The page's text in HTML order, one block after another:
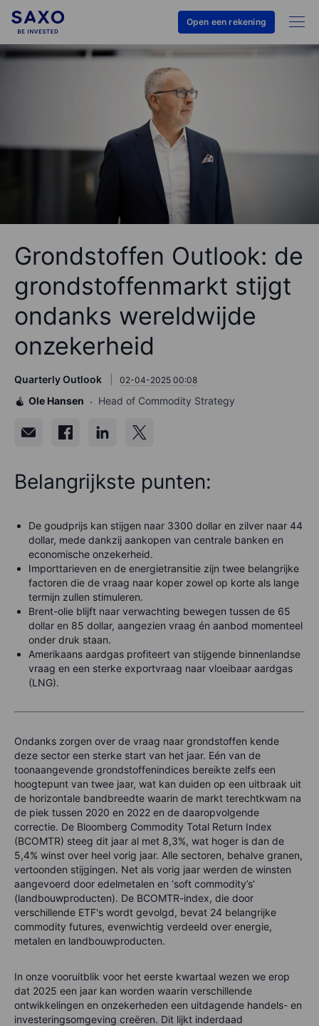
Open een rekening
Grondstoffen Outlook: de
grondstoffenmarkt stijgt
ondanks wereldwijde
onzekerheid
Quarterly Outlook 02-04-2025 00:08
Ole Hansen Head of Commodity Strategy
Belangrijkste punten:
De goudprijs kan stijgen naar 3300 dollar en zilver naar 44
dollar, mede dankzij aankopen van centrale banken en
economische onzekerheid.
Importtarieven en de energietransitie zijn twee belangrijke
factoren die de vraag naar koper zowel op korte als lange
termijn zullen stimuleren.
Brent-olie blijft naar verwachting bewegen tussen de 65
dollar en 85 dollar, aangezien vraag én aanbod momenteel
onder druk staan.
Amerikaans aardgas profiteert van stijgende binnenlandse
vraag en een sterke exportvraag naar vloeibaar aardgas
(LNG).
Ondanks zorgen over de vraag naar grondstoffen kende
deze sector een sterke start van het jaar. Eén van de
toonaangevende grondstoffenindices bereikte zelfs een
hoogtepunt van twee jaar, wat kan duiden op een uitbraak uit
de horizontale bandbreedte waarin de markt terechtkwam na
de piek tussen 2020 en 2022 en de daaropvolgende
correctie. De Bloomberg Commodity Total Return Index
(BCOMTR) steeg dit jaar al met 8,3%, wat hoger is dan de
5,4% winst over heel vorig jaar. Alle sectoren, behalve granen,
vertoonden stijgingen. Net als vorig jaar werden de winsten
aangevoerd door edelmetalen en ‘soft commodity’s’
(landbouwproducten). De BCOMTR-index, die door
verschillende ETF's wordt gevolgd, bevat 24 belangrijke
commodity futures, evenwichtig verdeeld over energie,
metalen en landbouwproducten.
In onze vooruitblik voor het eerste kwartaal wezen we erop
dat 2025 een jaar kan worden waarin verschillende
ontwikkelingen en onzekerheden een uitdagende handels- en
investeringsomgeving creëren. Dit lijkt inderdaad